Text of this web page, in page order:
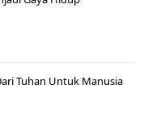
Tuhan Untuk Manusia